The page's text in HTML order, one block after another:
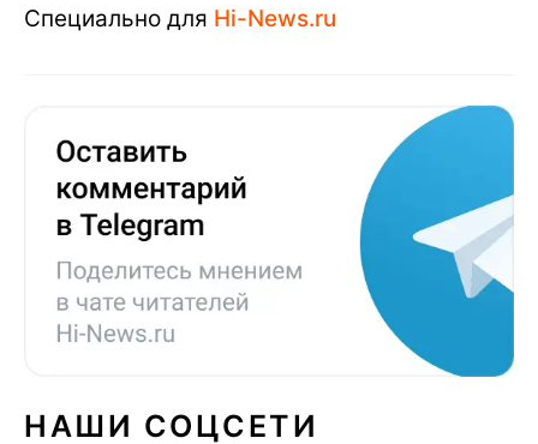
Специально для Hi-News.ru
НАШИ СОЦСЕТИ